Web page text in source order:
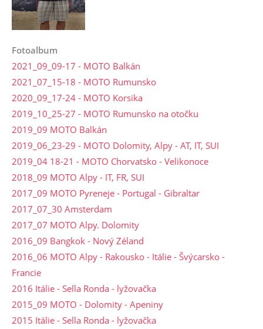
Fotoalbum
2021_09_09-17 - MOTO Balkán
2021_07_15-18 - MOTO Rumunsko
2020_09_17-24 - MOTO Korsika
2019_10_25-27 - MOTO Rumunsko na otočku
2019_09 MOTO Balkán
2019_06_23-29 - MOTO Dolomity, Alpy - AT, IT, SUI
2019_04 18-21 - MOTO Chorvatsko - Velikonoce
2018_09 MOTO Alpy - IT, FR, SUI
2017_09 MOTO Pyreneje - Portugal - Gibraltar
2017_07_30 Amsterdam
2017_07 MOTO Alpy. Dolomity
2016_09 Bangkok - Nový Zéland
2016_06 MOTO Alpy - Rakousko - Itálie - Švýcarsko -
Francie
2016 Itálie - Sella Ronda - lyžovačka
2015_09 MOTO - Dolomity - Apeniny
2015 Itálie - Sella Ronda - lyžovačka